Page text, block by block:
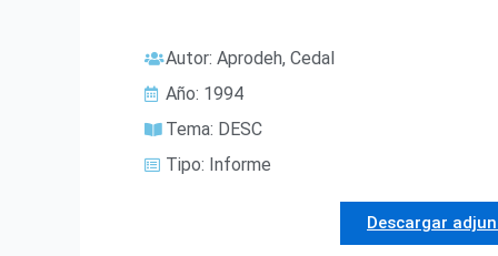
Autor: Aprodeh, Cedal
Año: 1994
Tema: DESC
Tipo: Informe
Descargar